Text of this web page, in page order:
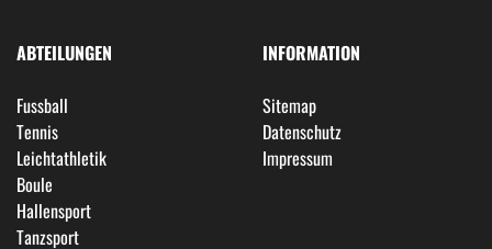
ABTEILUNGEN
Fussball
Tennis
Leichtathletik
Boule
Hallensport
Tanzsport
INFORMATION
Sitemap
Datenschutz
Impressum